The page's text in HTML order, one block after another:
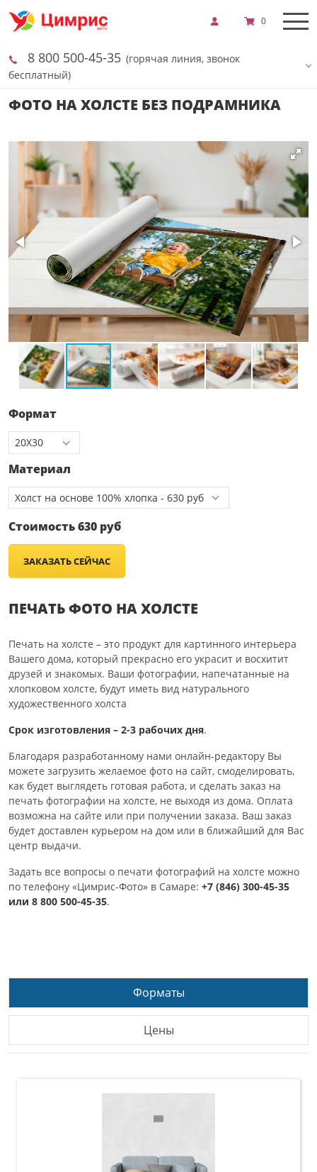
8 800 500-45-35 (горячая линия, звонок
бесплатный)
0
ФОТО НА ХОЛСТЕ БЕЗ ПОДРАМНИКА
Формат
Материал
Стоимость630 руб
ЗАКАЗАТЬ СЕЙЧАС
ПЕЧАТЬ ФОТО НА ХОЛСТЕ
Печать на холсте – это продукт для картинного интерьера
Вашего дома, который прекрасно его украсит и восхитит
друзей и знакомых. Ваши фотографии, напечатанные на
хлопковом холсте, будут иметь вид натурального
художественного холста
Срок изготовления – 2-3 рабочих дня.
Благодаря разработанному нами онлайн-редактору Вы
можете загрузить желаемое фото на сайт, смоделировать,
как будет выглядеть готовая работа, и сделать заказ на
печать фотографии на холсте, не выходя из дома. Оплата
возможна на сайте или при получении заказа. Ваш заказ
будет доставлен курьером на дом или в ближайший для Вас
центр выдачи.
Задать все вопросы о печати фотографий на холсте можно
по телефону «Цимрис-Фото» в Самаре: +7 (846) 300-45-35
или 8 800 500-45-35.
Форматы
Цены